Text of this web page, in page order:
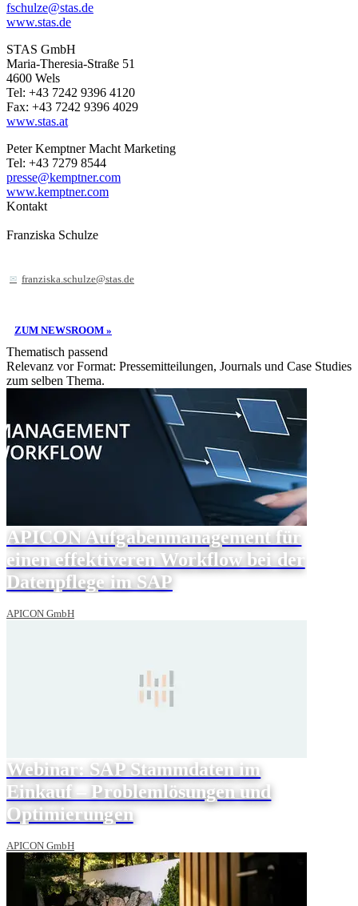
fschulze@stas.de
www.stas.de
STAS GmbH
Maria-Theresia-Straße 51
4600 Wels
Tel: +43 7242 9396 4120
Fax: +43 7242 9396 4029
www.stas.at
Peter Kemptner Macht Marketing
Tel: +43 7279 8544
presse@kemptner.com
www.kemptner.com
Kontakt
Franziska Schulze
franziska.schulze@stas.de
ZUM NEWSROOM »
Thematisch passend
Relevanz vor Format: Pressemitteilungen, Journals und Case Studies
zum selben Thema.
APICON Aufgabenmanagement für
einen effektiveren Workflow bei der
Datenpflege im SAP
APICON GmbH
Webinar: SAP Stammdaten im
Einkauf – Problemlösungen und
Optimierungen
APICON GmbH